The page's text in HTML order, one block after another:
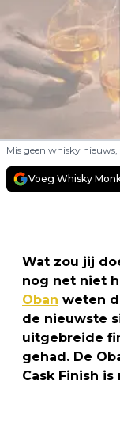
Mis geen whisky nieuws,
Voeg Whisky
Wat zou jij
nog net niet
Oban weten
de nieuwste
uitgebreide
gehad. De
Cask Finish is